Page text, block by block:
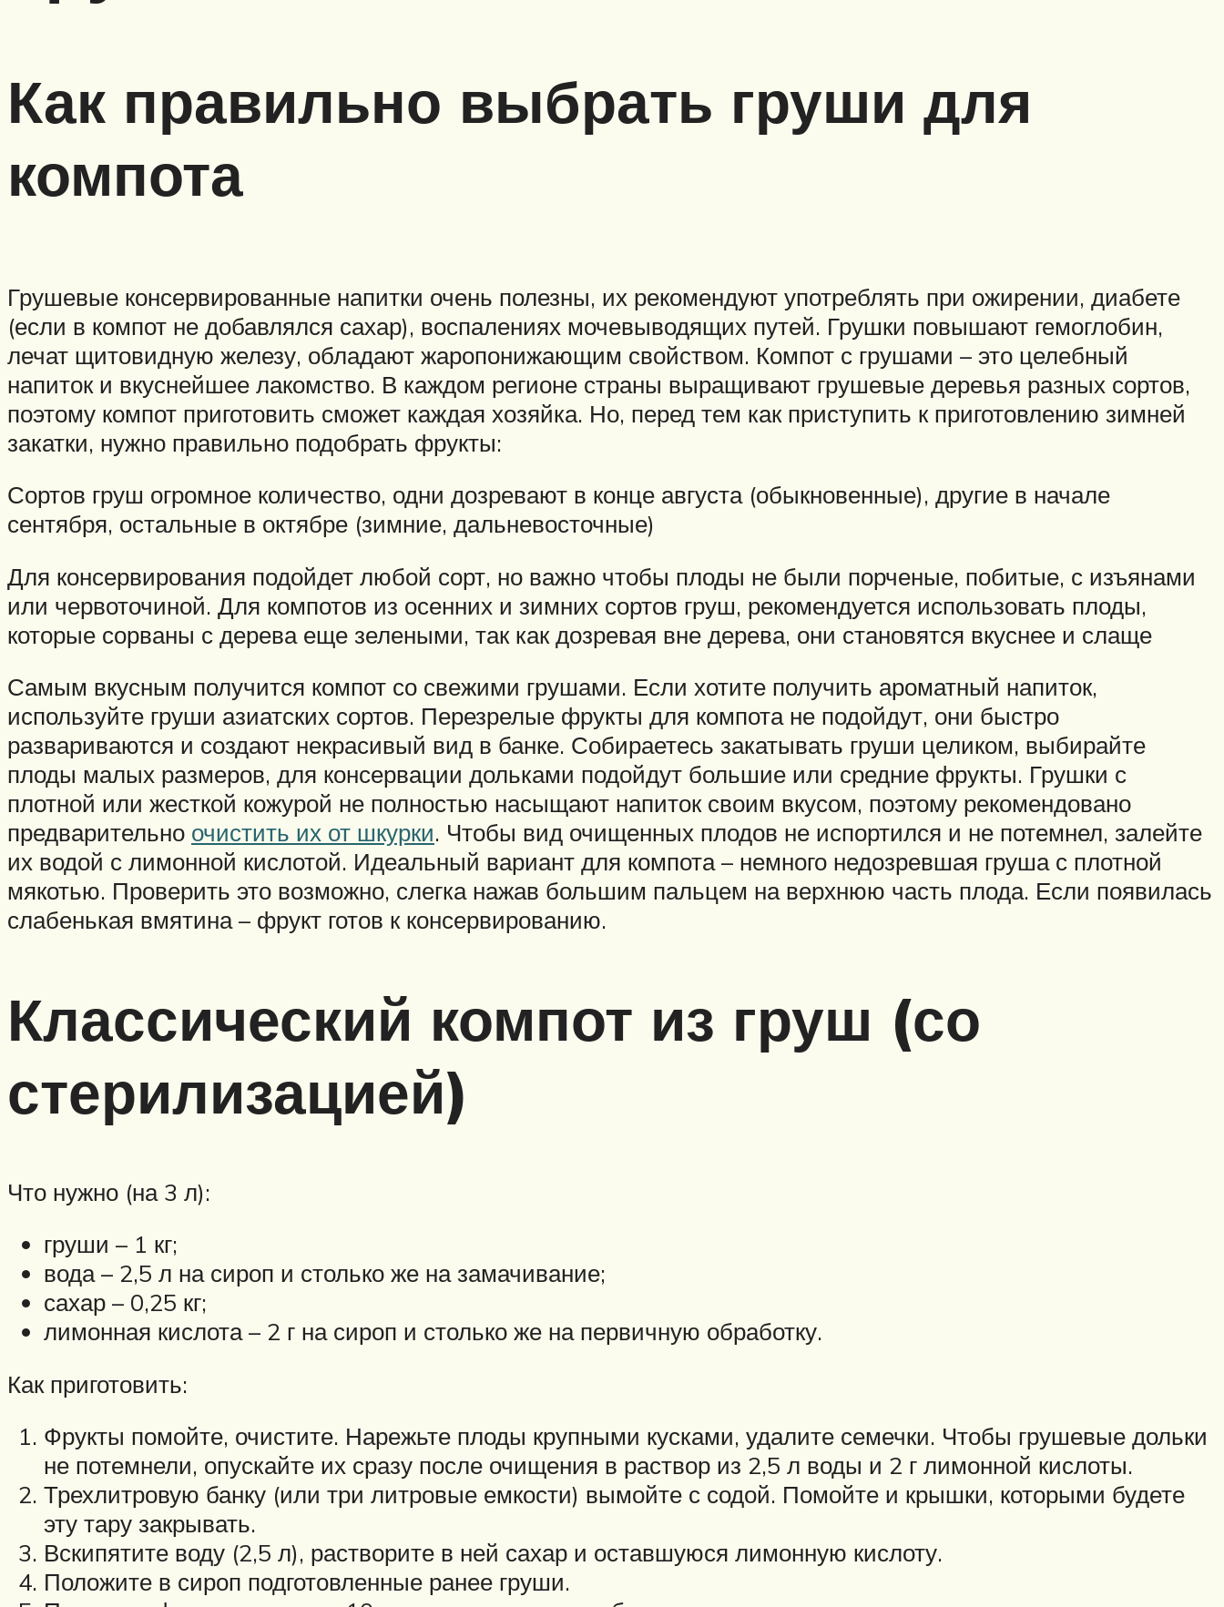
Как правильно выбрать груши для
компота
Грушевые консервированные напитки очень полезны, их рекомендуют употреблять при ожирении, диабете
(если в компот не добавлялся сахар), воспалениях мочевыводящих путей. Грушки повышают гемоглобин,
лечат щитовидную железу, обладают жаропонижающим свойством. Компот с грушами – это целебный
напиток и вкуснейшее лакомство. В каждом регионе страны выращивают грушевые деревья разных сортов,
поэтому компот приготовить сможет каждая хозяйка. Но, перед тем как приступить к приготовлению зимней
закатки, нужно правильно подобрать фрукты:
Сортов груш огромное количество, одни дозревают в конце августа (обыкновенные), другие в начале
сентября, остальные в октябре (зимние, дальневосточные)
Для консервирования подойдет любой сорт, но важно чтобы плоды не были порченые, побитые, с изъянами
или червоточиной. Для компотов из осенних и зимних сортов груш, рекомендуется использовать плоды,
которые сорваны с дерева еще зелеными, так как дозревая вне дерева, они становятся вкуснее и слаще
Самым вкусным получится компот со свежими грушами. Если хотите получить ароматный напиток,
используйте груши азиатских сортов. Перезрелые фрукты для компота не подойдут, они быстро
развариваются и создают некрасивый вид в банке. Собираетесь закатывать груши целиком, выбирайте
плоды малых размеров, для консервации дольками подойдут большие или средние фрукты. Грушки с
плотной или жесткой кожурой не полностью насыщают напиток своим вкусом, поэтому рекомендовано
предварительно очистить их от шкурки. Чтобы вид очищенных плодов не испортился и не потемнел, залейте
их водой с лимонной кислотой. Идеальный вариант для компота – немного недозревшая груша с плотной
мякотью. Проверить это возможно, слегка нажав большим пальцем на верхнюю часть плода. Если появилась
слабенькая вмятина – фрукт готов к консервированию.
Классический компот из груш (со
стерилизацией)
Что нужно (на 3 л):
груши – 1 кг;
вода – 2,5 л на сироп и столько же на замачивание;
сахар – 0,25 кг;
лимонная кислота – 2 г на сироп и столько же на первичную обработку.
Как приготовить:
Фрукты помойте, очистите. Нарежьте плоды крупными кусками, удалите семечки. Чтобы грушевые дольки
не потемнели, опускайте их сразу после очищения в раствор из 2,5 л воды и 2 г лимонной кислоты.
Трехлитровую банку (или три литровые емкости) вымойте с содой. Помойте и крышки, которыми будете
эту тару закрывать.
Вскипятите воду (2,5 л), растворите в ней сахар и оставшуюся лимонную кислоту.
Положите в сироп подготовленные ранее груши.